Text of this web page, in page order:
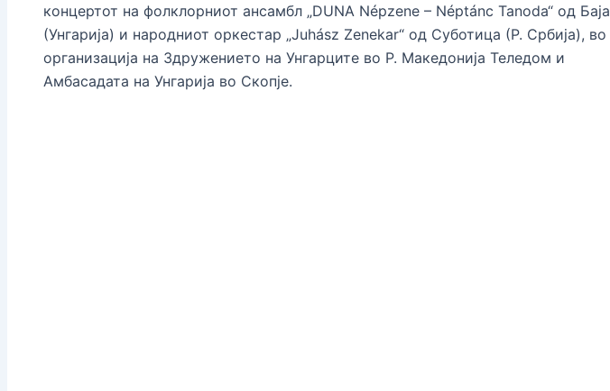
концертот на фолклорниот ансамбл „DUNA Népzene – Néptánc Tanoda“ од Баја
(Унгарија) и народниот оркестар „Juhász Zenekar“ од Суботица (Р. Србија), во
организација на Здружението на Унгарците во Р. Македонија Теледом и
Амбасадата на Унгарија во Скопје.